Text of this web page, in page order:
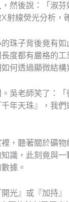
然後說：「淑
射線熒光分析，
珠子背後竟有
度都有嚴格的
何透過顯微結構
。吳老師笑了：
年天珠』，我
，聽著關於礦
識，此刻竟與
據。
開光』或『加持